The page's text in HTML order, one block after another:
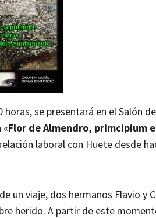
se presentará en el Salón
Flor de Almendro, primcipium
laboral con Huete desde
un viaje, dos hermanos Flavio y
herido. A partir de este